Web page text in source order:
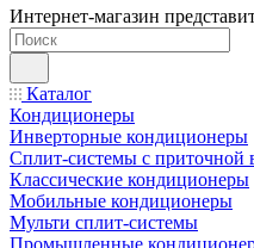
Интернет-магазин
Каталог
Кондиционеры
Инверторные кондиционеры
Сплит-системы с приточной
Классические кондиционеры
Мобильные кондиционеры
Мульти сплит-системы
Промышленные